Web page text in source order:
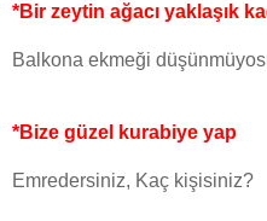
*Bir zeytin ağacı yaklaşık
Balkona ekmeği
*Bize güzel kurabiye yap
Emredersiniz, Kaç kişisiniz?